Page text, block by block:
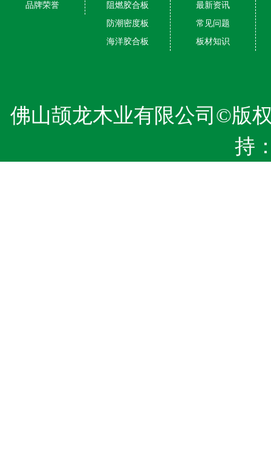
品牌荣誉
阻燃胶合板
防潮密度板
海洋胶合板
最新资讯
常见问题
板材知识
佛山颉龙木业有限公司©版
持